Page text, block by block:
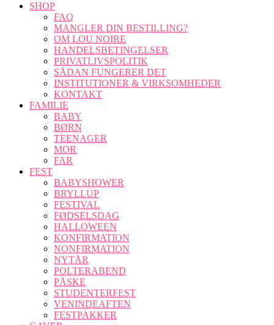
SHOP
FAQ
MANGLER DIN BESTILLING?
OM LOU NOIRE
HANDELSBETINGELSER
PRIVATLIVSPOLITIK
SÅDAN FUNGERER DET
INSTITUTIONER & VIRKSOMHEDER
KONTAKT
FAMILIE
BABY
BØRN
TEENAGER
MOR
FAR
FEST
BABYSHOWER
BRYLLUP
FESTIVAL
FØDSELSDAG
HALLOWEEN
KONFIRMATION
NONFIRMATION
NYTÅR
POLTERABEND
PÅSKE
STUDENTERFEST
VENINDEAFTEN
FESTPAKKER